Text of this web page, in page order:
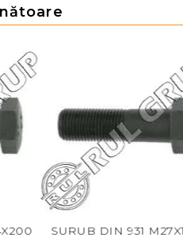
SURUB DIN 931 M27X120